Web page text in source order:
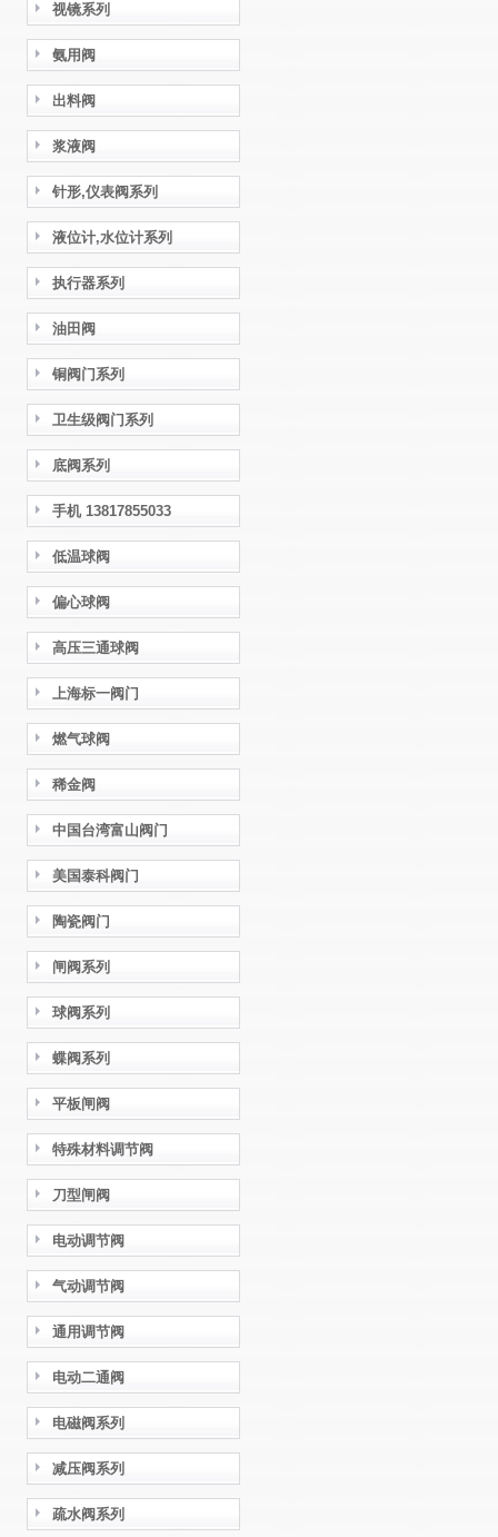
视镜系列
氨用阀
出料阀
浆液阀
针形,仪表阀系列
液位计,水位计系列
执行器系列
油田阀
铜阀门系列
卫生级阀门系列
底阀系列
手机 13817855033
低温球阀
偏心球阀
高压三通球阀
上海标一阀门
燃气球阀
稀金阀
中国台湾富山阀门
美国泰科阀门
陶瓷阀门
闸阀系列
球阀系列
蝶阀系列
平板闸阀
特殊材料调节阀
刀型闸阀
电动调节阀
气动调节阀
通用调节阀
电动二通阀
电磁阀系列
减压阀系列
疏水阀系列